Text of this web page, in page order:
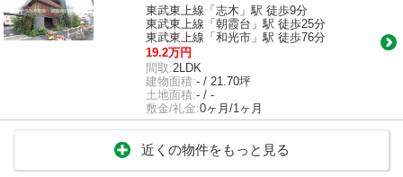
東武東上線「志木」駅 徒歩9分
東武東上線「朝霞台」駅 徒歩25分
東武東上線「和光市」駅 徒歩76分
19.2万円
間取:2LDK
建物面積:- / 21.70坪
土地面積:- / -
敷金/礼金:0ヶ月/1ヶ月
近くの物件をもっと見る